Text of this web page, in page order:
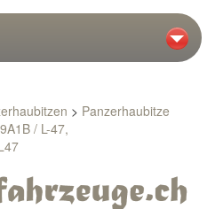
> Panzerhaubitze
/ L-47,